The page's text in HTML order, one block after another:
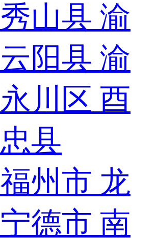
秀山县 渝
云阳县 渝
永川区 酉
忠县
福州市 龙
宁德市 南